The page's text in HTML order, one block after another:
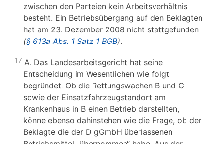
zwischen den Parteien kein Arbeitsverhältnis
besteht. Ein Betriebsübergang auf den Beklagten
hat am 23. Dezember 2008 nicht stattgefunden
(§ 613a Abs. 1 Satz 1 BGB).
17 A. Das Landesarbeitsgericht hat seine
Entscheidung im Wesentlichen wie folgt
begründet: Ob die Rettungswachen B und G
sowie der Einsatzfahrzeugstandort am
Krankenhaus in B einen Betrieb darstellten,
könne ebenso dahinstehen wie die Frage, ob der
Beklagte die der D gGmbH überlassenen